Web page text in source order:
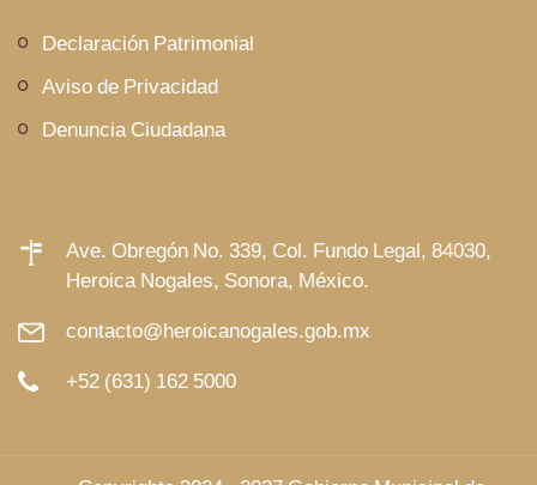
Declaración Patrimonial
Aviso de Privacidad
Denuncia Ciudadana
Ave. Obregón No. 339, Col. Fundo Legal, 84030,
Heroica Nogales, Sonora, México.
contacto@heroicanogales.gob.mx
+52 (631) 162 5000